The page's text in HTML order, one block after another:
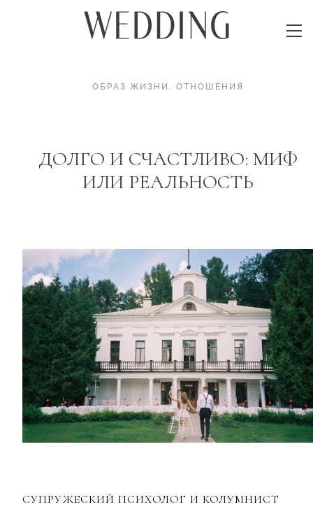
ОБРАЗ ЖИЗНИ . ОТНОШЕНИЯ
ДОЛГО И СЧАСТЛИВО: МИФ
ИЛИ РЕАЛЬНОСТЬ
СУПРУЖЕСКИЙ ПСИХОЛОГ И КОЛУМНИСТ